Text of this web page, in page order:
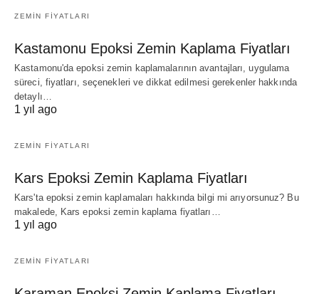
ZEMIN FIYATLARI
Kastamonu Epoksi Zemin Kaplama Fiyatları
Kastamonu'da epoksi zemin kaplamalarının avantajları, uygulama
süreci, fiyatları, seçenekleri ve dikkat edilmesi gerekenler hakkında
detaylı…
1 yıl ago
ZEMIN FIYATLARI
Kars Epoksi Zemin Kaplama Fiyatları
Kars'ta epoksi zemin kaplamaları hakkında bilgi mi arıyorsunuz? Bu
makalede, Kars epoksi zemin kaplama fiyatları…
1 yıl ago
ZEMIN FIYATLARI